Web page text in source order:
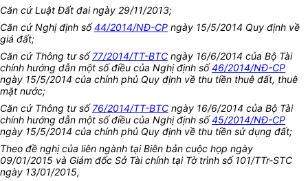
Căn cứ Luật Đất đai ngày 29/11/2013;
Căn cứ Nghị định số44/2014/NĐ-CP ngày 15/5/2014 Quy định về
giá đất;
Căn cứ Thông tư số77/2014/TT-BTC ngày 16/6/2014 của Bộ Tài
chính hướng dẫn một số điều của Nghị định số46/2014/NĐ-CP
ngày 15/5/2014 của chính phủ Quy định về thu tiền thuê đất, thuê
mặt nước;
Căn cứ Thông tư số76/2014/TT-BTC ngày 16/6/2014 của Bộ Tài
chính hướng dẫn một số điều của Nghị định số45/2014/NĐ-CP
ngày 15/5/2014 của chính phủ Quy định về thu tiền sử dụng đất;
Theo đề nghị của liên ngành tại Biên bản cuộc họp ngày
09/01/2015 và Giám đốc Sở Tài chính tại Tờ trình số 101/TTr-STC
ngày 13/01/2015,